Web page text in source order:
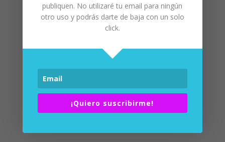
Una mamá del montón:lactancia materna y
publiquen. No utilizaré tu email para ningún
otro uso y podrás darte de baja con un solo
click.
¡Quiero suscribirme!